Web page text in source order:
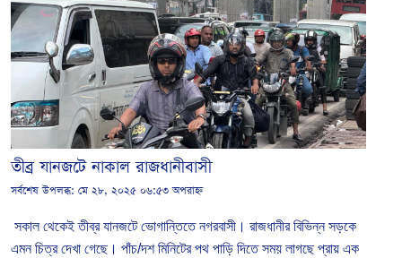
তীব্র যানজটে নাকাল রাজধানীবাসী
সর্বশেষ উপলব্ধ: মে ২৮, ২০২৫ ০৬:৫৩ অপরাহ্ন
সকাল থেকেই তীব্র যানজটে ভোগান্তিতে নগরবাসী। রাজধানীর বিভিন্ন সড়কে
এমন চিত্র দেখা গেছে। পাঁচ/দশ মিনিটের পথ পাড়ি দিতে সময় লাগছে প্রায় এক